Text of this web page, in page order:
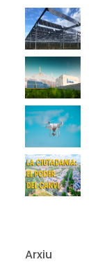
Arxiu